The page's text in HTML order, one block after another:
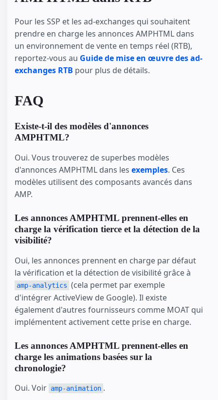
Pour les SSP et les ad-exchanges qui souhaitent
prendre en charge les annonces AMPHTML dans
un environnement de vente en temps réel (RTB),
reportez-vous au Guide de mise en œuvre des ad-
exchanges RTB pour plus de détails.
FAQ
Existe-t-il des modèles d'annonces
AMPHTML?
Oui. Vous trouverez de superbes modèles
d'annonces AMPHTML dans les exemples. Ces
modèles utilisent des composants avancés dans
AMP.
Les annonces AMPHTML prennent-elles en
charge la vérification tierce et la détection de la
visibilité?
Oui, les annonces prennent en charge par défaut
la vérification et la détection de visibilité grâce à
amp-analytics (cela permet par exemple
d'intégrer ActiveView de Google). Il existe
également d'autres fournisseurs comme MOAT qui
implémentent activement cette prise en charge.
Les annonces AMPHTML prennent-elles en
charge les animations basées sur la
chronologie?
Oui. Voir amp-animation .